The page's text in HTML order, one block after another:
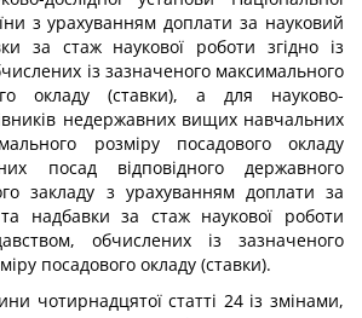
з урахуванням доплати за науковий
за стаж наукової роботи згідно із
із зазначеного максимального
окладу (ставки), а для науково-
недержавних вищих навчальних
розміру посадового окладу
посад відповідного державного
закладу з урахуванням доплати за
надбавки за стаж наукової роботи
обчислених із зазначеного
посадового окладу (ставки).
чотирнадцятої статті 24 із змінами,